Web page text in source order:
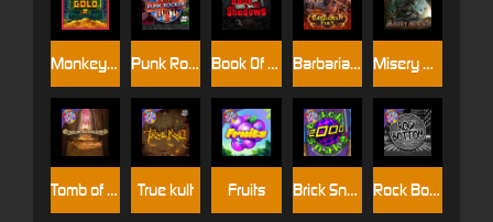
Book Of Shadows
Rock Bottom
Brick Snake 2000
Monkey's Gold xPays Barbarian Fury
Tomb of Akhenaten Fruits
Punk Rocker Misery Mining
True kult